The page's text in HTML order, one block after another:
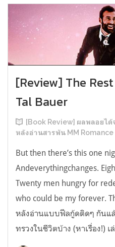
[Review] The
Tal Bauer
[Book Review] ผลพลอยไ
หลังอ่านสารพัน MM Romance
But then there’s this one
Andeverythingchanges.
Twenty men hungry for
who could be my forever.
หลังอ่านแบบฟีลกู้ดติดๆ กันแ
ทรวงในชีวิตบ้าง (หาเรื่อง!) เ